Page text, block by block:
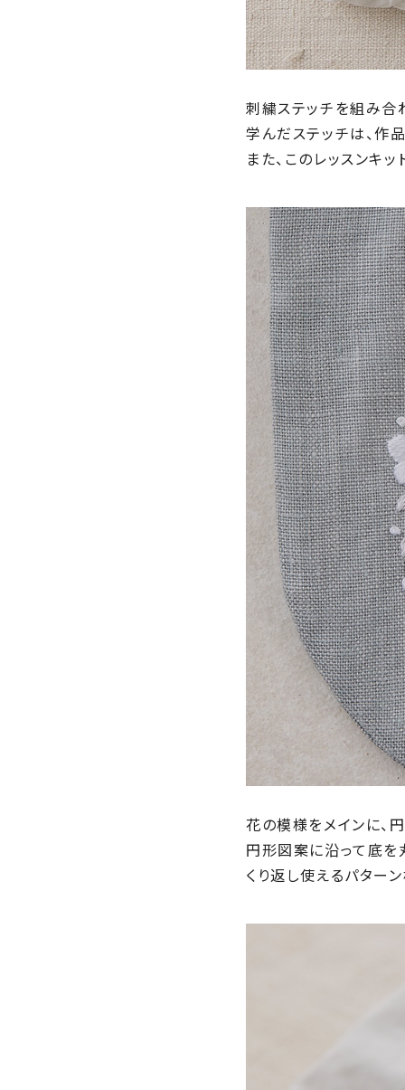
刺繍ステッチを組み合
学んだステッチは、作
また、このレッスンキ
花の模様をメインに、
円形図案に沿って底を
くり返し使えるパター